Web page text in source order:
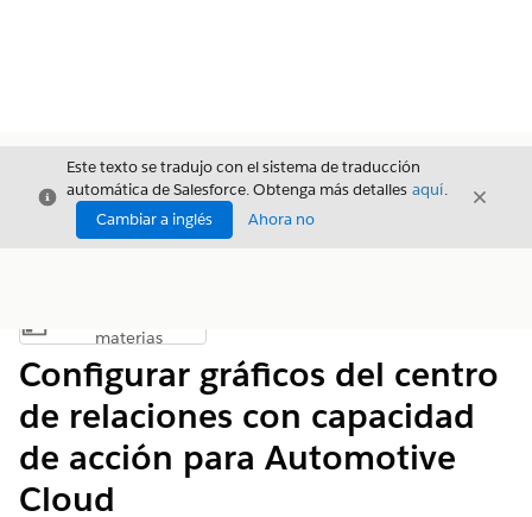
Cerrar
Este texto se tradujo con el sistema de traducción
automática de Salesforce. Obtenga más detalles aquí.
Cambiar a inglés
Ahora no
Cerrar
Mostrar índice de materias
materias
Configurar gráficos del centro
de relaciones con capacidad
de acción para Automotive
Cloud